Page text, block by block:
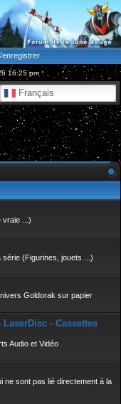
16:25 pm
Français
vraie ...)
(Figurines, jouets ...)
Goldorak sur papier
LaserDisc - Cassettes
Audio et Vidéo
ne sont pas lié directement à la